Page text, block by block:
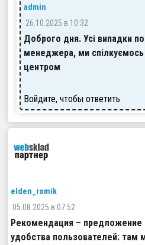
admin
26.10.2025 в 10:32
Доброго дня. Усі випадки
менеджера, ми спілкуємось
центром
Войдите, чтобы ответить
elden_romik
05.08.2025 в 07:52
Рекомендация – предложение
удобства пользователей: